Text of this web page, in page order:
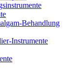
Behandlung
Instrumente